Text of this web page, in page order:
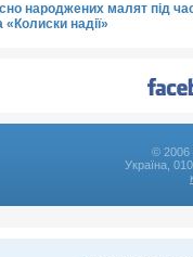
народжених малят під
надії»
© 2006
Україна,